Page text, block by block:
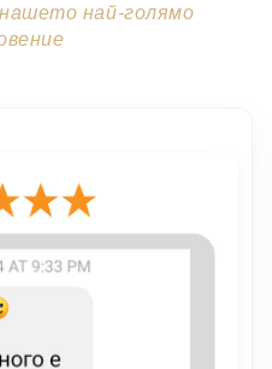
най-голямо